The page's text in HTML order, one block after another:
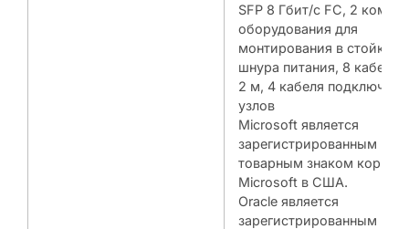
SFP 8 Гбит/с FC, 2
оборудования для
монтирования в стойку, 4
шнура питания, 8 кабелей
2 м, 4 кабеля
узлов
Microsoft является
зарегистрированным
товарным знаком
Microsoft в США.
Oracle является
зарегистрированным